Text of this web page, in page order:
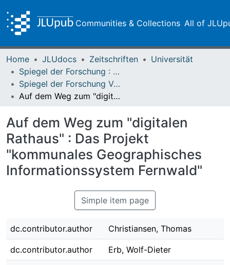
Communities & Collections All of
Home JLUdocs Zeitschriften
Universität
Spiegel der Forschung : Wissenschaftsmagazin
Spiegel der Forschung Vol. 15 (1998) Heft 2
Auf dem Weg zum "digitalen Rathaus" : Das Projekt "kommunales Geographisches Informationssystem Fernwald"
Auf dem Weg zum "digitalen
Rathaus" : Das Projekt
"kommunales Geographisches
Informationssystem Fernwald"
Simple item page
dc.contributor.author Christiansen, Thomas
dc.contributor.author Erb, Wolf-Dieter